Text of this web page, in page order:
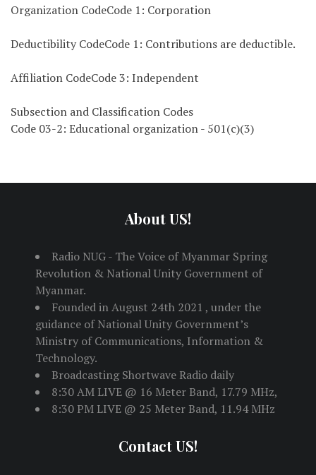
Organization CodeCode 1: Corporation
Deductibility CodeCode 1: Contributions are deductible.
Affiliation CodeCode 3: Independent
Subsection and Classification Codes
Code 03-2: Educational organization - 501(c)(3)
About US!
Radio NUG - The Voice of Myanmar Spring
Revolution & National Unity Government of
Myanmar.
Founded in August 24th 2021 , under the
guidance of National Unity Government’s
Ministry of Communications, Information &
Technology.
Broadcasting Shortwave Radio daily
8:30 AM LIVE @ 16 Meter Band, 17.79 MHz,
8:30 PM LIVE @ 25 Meter Band, 11.94 MHz
Contact US!